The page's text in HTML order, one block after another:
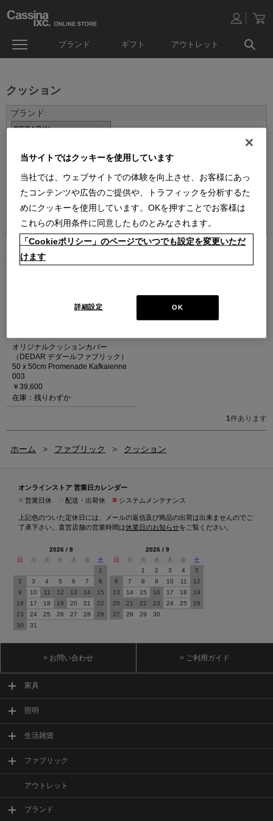
ブランド ギフト アウトレット
クッション
並べ替え：
1件あります
オリジナルクッションカバー
（DEDAR デダールファブリック）
50 x 50cm Promenade Kafkaienne
003
￥39,600
在庫：残りわずか
1件あります
ホーム > ファブリック > クッション
オンラインストア 営業日カレンダー
営業日休 配送・出荷休 ■ システムメンテナンス
上記色のついた定休日には、メールの返信及び商品の出荷は出来ませんのでご
了承下さい。直営店舗の営業時間は休業日のお知らせをご覧ください。
2026 / 8
日
月 火 水 木 金
土
1
2
3 4 5 6 7
8
9
10 11 12 13 14
15
16
17 18 19 20 21
22
23
24 25 26 27 28
29
30
31
2026 / 9
日
月 火 水 木 金
土
1
2 3 4
5
6
7 8 9 10 11
12
13
14 15 16 17 18
19
20
21 22 23 24 25
26
27
28 29 30
> お問い合わせ > ご利用ガイド
家具
照明
生活雑貨
ファブリック
アウトレット
ブランド
当サイトではクッキーを使用しています
当社では、ウェブサイトでの体験を向上させ、お客様にあっ
たコンテンツや広告のご提供や、トラフィックを分析するた
めにクッキーを使用しています。OKを押すことでお客様は
これらの利用条件に同意したものとみなされます。
「Cookieポリシー」のページでいつでも設定を変更いただ
けます
OK
詳細設定